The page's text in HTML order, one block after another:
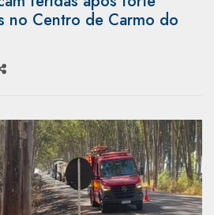
no Centro de Carmo do